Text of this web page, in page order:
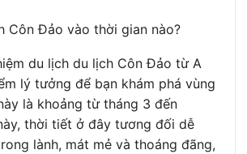
Côn Đảo vào thời gian nào?
du lịch du lịch Côn Đảo từ A
lý tưởng để bạn khám phá vùng
là khoảng từ tháng 3 đến
thời tiết ở đây tương đối dễ
lành, mát mẻ và thoáng đãng,